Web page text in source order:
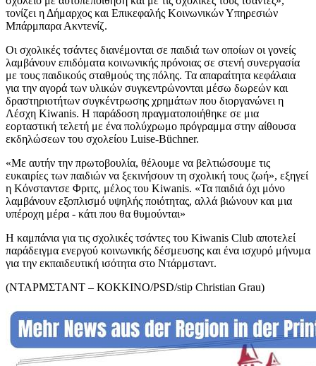
τονίζει η Δήμαρχος και Επικεφαλής Κοινωνικών Υπηρεσιών
Μπάρμπαρα Ακντενίζ.
Οι σχολικές τσάντες διανέμονται σε παιδιά των οποίων οι γονείς
λαμβάνουν επιδόματα κοινωνικής πρόνοιας σε στενή συνεργασία
με τους παιδικούς σταθμούς της πόλης. Τα απαραίτητα κεφάλαια
για την αγορά των υλικών συγκεντρώνονται μέσω δωρεών και
δραστηριοτήτων συγκέντρωσης χρημάτων που διοργανώνει η
Λέσχη Kiwanis. Η παράδοση πραγματοποιήθηκε σε μια
εορταστική τελετή με ένα πολύχρωμο πρόγραμμα στην αίθουσα
εκδηλώσεων του σχολείου Luise-Büchner.
«Με αυτήν την πρωτοβουλία, θέλουμε να βελτιώσουμε τις
ευκαιρίες των παιδιών να ξεκινήσουν τη σχολική τους ζωή», εξηγεί
η Κόνσταντσε Φριτς, μέλος του Kiwanis. «Τα παιδιά όχι μόνο
λαμβάνουν εξοπλισμό υψηλής ποιότητας, αλλά βιώνουν και μια
υπέροχη μέρα - κάτι που θα θυμούνται»
Η καμπάνια για τις σχολικές τσάντες του Kiwanis Club αποτελεί
παράδειγμα ενεργού κοινωνικής δέσμευσης και ένα ισχυρό μήνυμα
για την εκπαιδευτική ισότητα στο Ντάρμσταντ.
(ΝΤΑΡΜΣΤΑΝΤ – ΚΟΚΚΙΝΟ/PSD/stip Christian Grau)